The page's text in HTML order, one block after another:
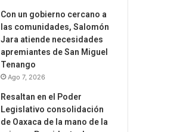
Con un gobierno cercano a
las comunidades, Salomón
Jara atiende necesidades
apremiantes de San Miguel
Tenango
Ago 7, 2026
Resaltan en el Poder
Legislativo consolidación
de Oaxaca de la mano de la